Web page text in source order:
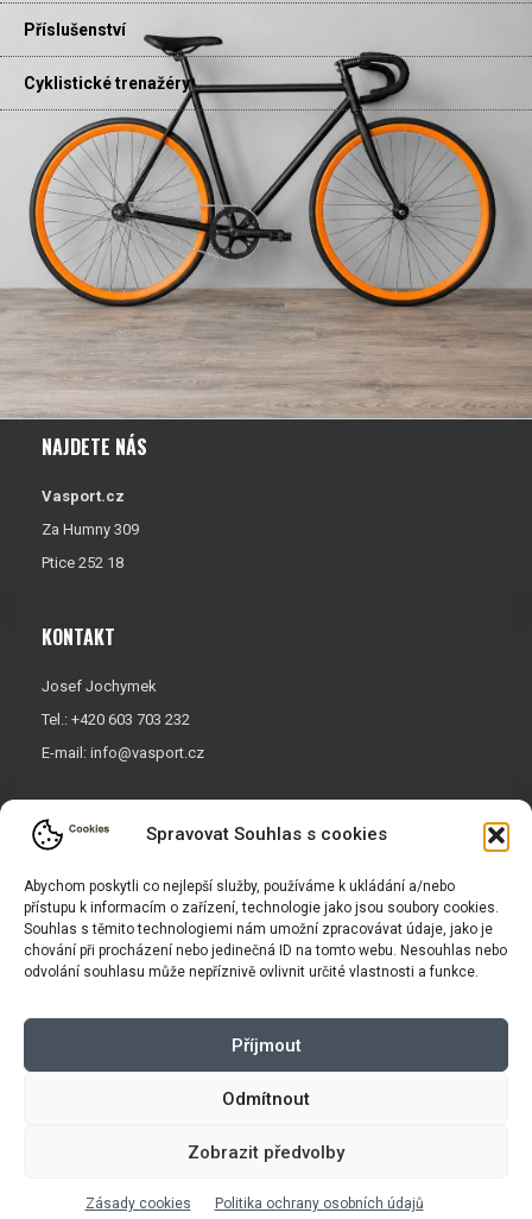
Spravovat Souhlas s cookies
Abychom poskytli co nejlepší služby, používáme k ukládání a/nebo
přístupu k informacím o zařízení, technologie jako jsou soubory cookies.
Souhlas s těmito technologiemi nám umožní zpracovávat údaje, jako je
chování při procházení nebo jedinečná ID na tomto webu. Nesouhlas nebo
odvolání souhlasu může nepříznivě ovlivnit určité vlastnosti a funkce.
Příjmout
Odmítnout
Zobrazit předvolby
Zásady cookies Politika ochrany osobních údajů
Příslušenství
Cyklistické trenažéry
NAJDETE NÁS
Vasport.cz
Za Humny 309
Ptice 252 18
KONTAKT
Josef Jochymek
Tel.: +420 603 703 232
E-mail: info@vasport.cz
OTEVÍRACÍ DOBA
PO/ST/PÁ: 14:00 - 19:00*
ÚT/ČT: 16:00 - 19:00*
Sobota: 9:00 - 17:00*
Neděle: Zavřeno
PO/ST/PÁ
GDPR